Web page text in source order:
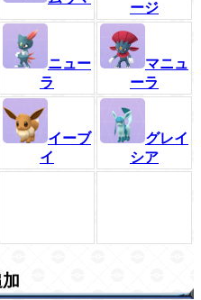
ージ
ニュー
ラ
マニュ
ーラ
イーブ
イ
グレイ
シア